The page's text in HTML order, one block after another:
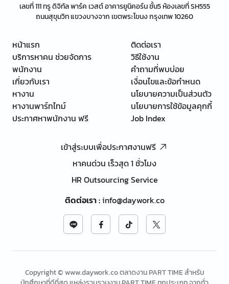
เลขที่ 111 ทรู ดิจิทัล พาร์ค เวสต์ อาคารยูนิคอร์น ชั้น5 ห้องเลขที่ SH555
ถนนสุขุมวิท แขวงบางจาก เขตพระโขนง กรุงเทพ 10260
หน้าแรก
บริการหาคน ช่วยจัดการ
พนักงาน
เกี่ยวกับเรา
หางาน
หางานพาร์ทไทม์
ประกาศหาพนักงาน ฟรี
ติดต่อเรา
วิธีใช้งาน
คำถามที่พบบ่อย
เงื่อนไขและข้อกำหนด
นโยบายความเป็นส่วนตัว
นโยบายการใช้ข้อมูลคุกกี้
Job Index
เข้าสู่ระบบเพื่อประกาศงานฟรี
หาคนด่วน เร็วสุด 1 ชั่วโมง
HR Outsourcing Service
ติดต่อเรา:info@daywork.co
Copyright © www.daywork.co ตลาดงาน PART TIME สำหรับ